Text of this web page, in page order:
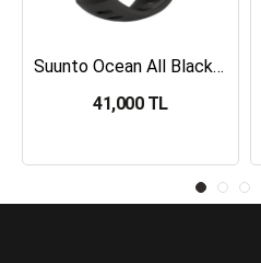
Suunto Ocean All Black Dalış Bilgisayarı SS050982000
41,000 TL